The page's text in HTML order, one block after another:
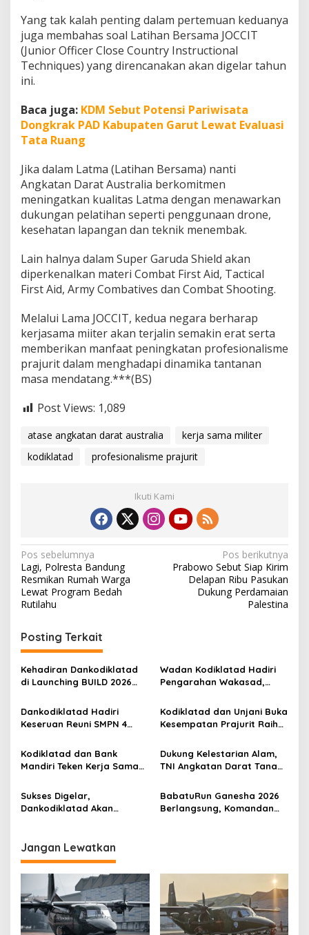
f
e
s
i
o
i
s
P
r
a
j
u
r
t
Yang tak kalah penting dalam pertemuan keduanya
juga membahas soal Latihan Bersama JOCCIT
(Junior Officer Close Country Instructional
Techniques) yang direncanakan akan digelar tahun
ini.
Baca juga: KDM Sebut Potensi Pariwisata
Dongkrak PAD Kabupaten Garut Lewat Evaluasi
Tata Ruang
Jika dalam Latma (Latihan Bersama) nanti
Angkatan Darat Australia berkomitmen
meningatkan kualitas Latma dengan menawarkan
dukungan pelatihan seperti penggunaan drone,
kesehatan lapangan dan teknik menembak.
Lain halnya dalam Super Garuda Shield akan
diperkenalkan materi Combat First Aid, Tactical
First Aid, Army Combatives dan Combat Shooting.
Melalui Lama JOCCIT, kedua negara berharap
kerjasama miiter akan terjalin semakin erat serta
memberikan manfaat peningkatan profesionalisme
prajurit dalam menghadapi dinamika tantanan
masa mendatang.***(BS)
Post Views: 1,089
atase angkatan darat australia
kerja sama militer
kodiklatad
profesionalisme prajurit
Ikuti Kami
N
a
v
g
a
s
p
o
s
Pos sebelumnya
Lagi, Polresta Bandung
Resmikan Rumah Warga
Lewat Program Bedah
Rutilahu
Pos berikutnya
Prabowo Sebut Siap Kirim
Delapan Ribu Pasukan
Dukung Perdamaian
Palestina
Posting Terkait
Kehadiran Dankodiklatad
di Launching BUILD 2026
Bangun SDM Berdaya
Saing Global
Wadan Kodiklatad Hadiri
Pengarahan Wakasad,
Profesionalisme Prajurit
Dankodiklatad Hadiri
Keseruan Reuni SMPN 4
Kodiklatad dan Unjani Buka
Kesempatan Prajurit Raih
Kodiklatad dan Bank
Mandiri Teken Kerja Sama
Lewat Budi Daya Kopi
Dukung Kelestarian Alam,
TNI Angkatan Darat Tanam
Sukses Digelar,
Dankodiklatad Akan
Tahunan PASI Jabar
BabatuRun Ganesha 2026
Berlangsung, Komandan
Jangan Lewatkan